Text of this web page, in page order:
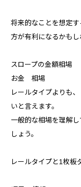
将来的なことを想定
方が有利になるかもし
スロープの金額相場
お金 相場
レールタイプよりも
いと言えます。
一般的な相場を理解
しょう。
レールタイプと1枚板